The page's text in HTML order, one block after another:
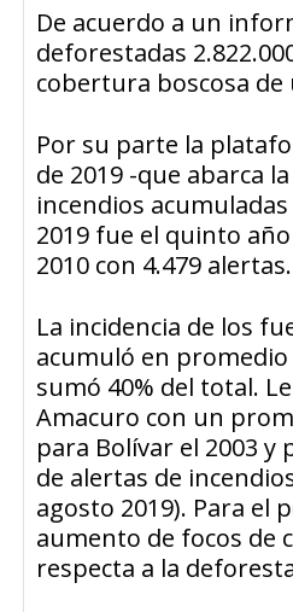
De acuerdo a un
deforestadas
cobertura boscosa de
Por su parte la
de 2019 -que abarca
incendios
2019 fue el quinto
2010 con 4.479 alertas.
La incidencia de los
acumuló en promedio
sumó 40% del total.
Amacuro con un
para Bolívar el 2003 y
de alertas de
agosto 2019). Para el
aumento de focos de
respecta a la